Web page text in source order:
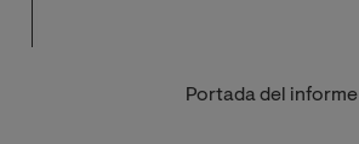
Portada del informe